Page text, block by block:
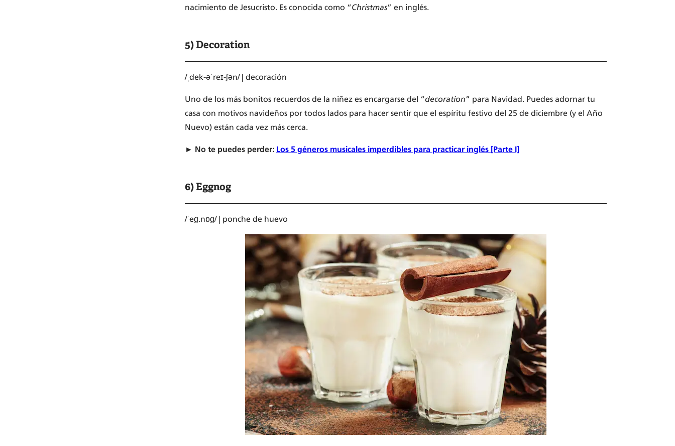
nacimiento de Jesucristo. Es conocida como “Christmas” en inglés.
5) Decoration
/ˌdek-əˈreɪ-ʃən/ | decoración
Uno de los más bonitos recuerdos de la niñez es encargarse del “decoration” para Navidad. Puedes adornar tu
casa con motivos navideños por todos lados para hacer sentir que el espíritu festivo del 25 de diciembre (y el Año
Nuevo) están cada vez más cerca.
► No te puedes perder: Los 5 géneros musicales imperdibles para practicar inglés [Parte I]
6) Eggnog
/ˈeɡ.nɒɡ/ | ponche de huevo